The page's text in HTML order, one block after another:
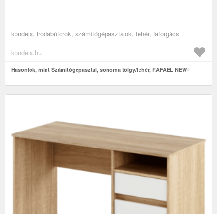
kondela, irodabútorok, számítógépasztalok, fehér, faforgács
kondela.hu
Hasonlók, mint Számítógépasztal, sonoma tölgy/fehér, RAFAEL NEW